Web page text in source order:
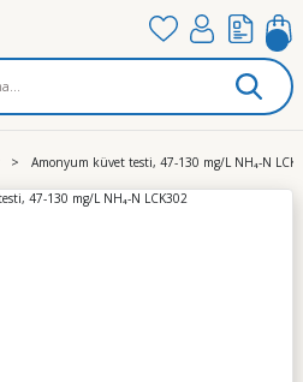
Amonyum küvet testi, 47-130 mg/L NH₄-N